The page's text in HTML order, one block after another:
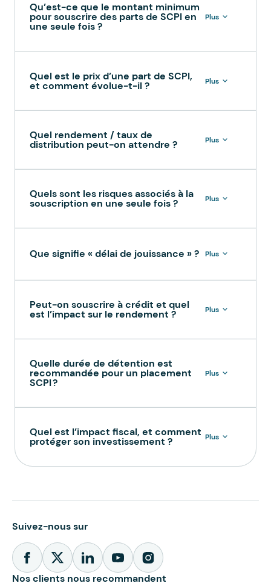
Qu’est-ce que le montant minimum
pour souscrire des parts de SCPI en
une seule fois ?
Plus
Quel est le prix d’une part de SCPI,
et comment évolue-t-il ? Plus
Quel rendement / taux de
distribution peut-on attendre ? Plus
Quels sont les risques associés à la
souscription en une seule fois ? Plus
Que signifie « délai de jouissance » ? Plus
Peut-on souscrire à crédit et quel
est l’impact sur le rendement ? Plus
Quelle durée de détention est
recommandée pour un placement
SCPI ?
Plus
Quel est l’impact fiscal, et comment
protéger son investissement ? Plus
Suivez-nous sur
Nos clients nous recommandent